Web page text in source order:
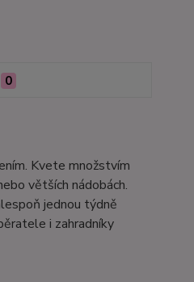
0
Kvete množstvím
větších nádobách.
jednou týdně
i zahradníky